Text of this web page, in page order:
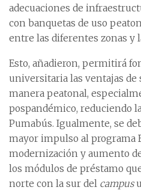
adecuaciones de
con banquetas de uso
entre las diferentes zonas y
Esto, añadieron, permitirá
universitaria las ventajas de
manera peatonal,
pospandémico, reduciendo
Pumabús. Igualmente, se
mayor impulso al programa
modernización y aumento
los módulos de préstamo
norte con la sur del campus